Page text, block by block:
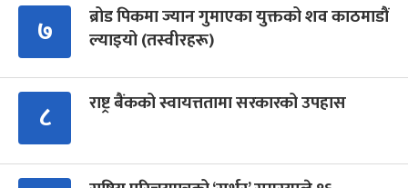
७
ब्रोड पिकमा ज्यान गुमाएका युक्तको शव काठमाडौं
ल्याइयो (तस्वीरहरू)
८ राष्ट्र बैंकको स्वायत्ततामा सरकारको उपहास